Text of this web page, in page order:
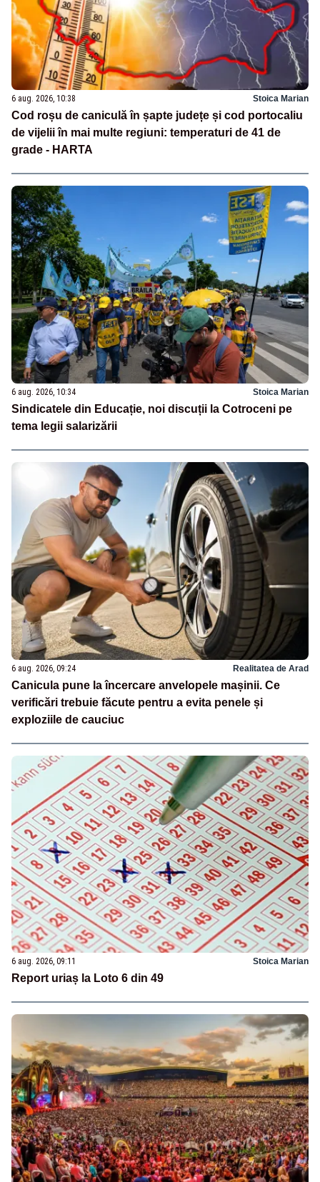
6 aug. 2026, 10:38 Stoica Marian
Cod roșu de caniculă în șapte județe și cod portocaliu
de vijelii în mai multe regiuni: temperaturi de 41 de
grade - HARTA
6 aug. 2026, 10:34 Stoica Marian
Sindicatele din Educație, noi discuții la Cotroceni pe
tema legii salarizării
6 aug. 2026, 09:24 Realitatea de Arad
Canicula pune la încercare anvelopele mașinii. Ce
verificări trebuie făcute pentru a evita penele și
exploziile de cauciuc
6 aug. 2026, 09:11 Stoica Marian
Report uriaș la Loto 6 din 49